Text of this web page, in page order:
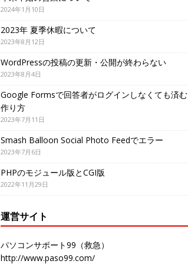
2024年1月10日
2023年 夏季休暇について
2023年8月12日
WordPressの投稿の更新・公開が終わらない
2023年8月4日
Google Formsで回答者がログインしなくても済む
作り方
2023年7月11日
Smash Balloon Social Photo Feedでエラー
2023年7月6日
PHPのモジュール版とCGI版
2022年11月29日
運営サイト
パソコンサポート99（救急）
http://www.paso99.com/